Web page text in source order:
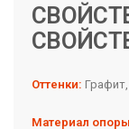
Оттенки:
Материал